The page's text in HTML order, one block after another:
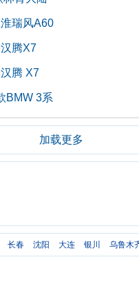
瑞风A60
腾X7
腾 X7
BMW 3系
加载更多
长春 沈阳 大连 银川 乌鲁木